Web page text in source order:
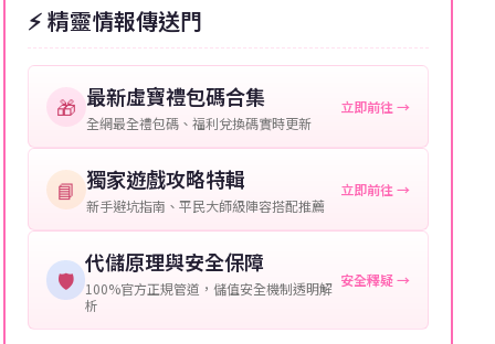
等級：角色的當前等級。
提供這些信息能幫助我們更快地處理您的代儲需求，確
保您盡享遊戲樂趣！
⚡ 精靈情報傳送門
🎁 最新虛寶禮包碼合集
全網最全禮包碼、福利兌換碼實時更新
立即前往 →
📘 獨家遊戲攻略特輯
新手避坑指南、平民大師級陣容搭配推薦
立即前往 →
🛡️
代儲原理與安全保障
100%官方正規管道，儲值安全機制透明解
析
安全釋疑 →